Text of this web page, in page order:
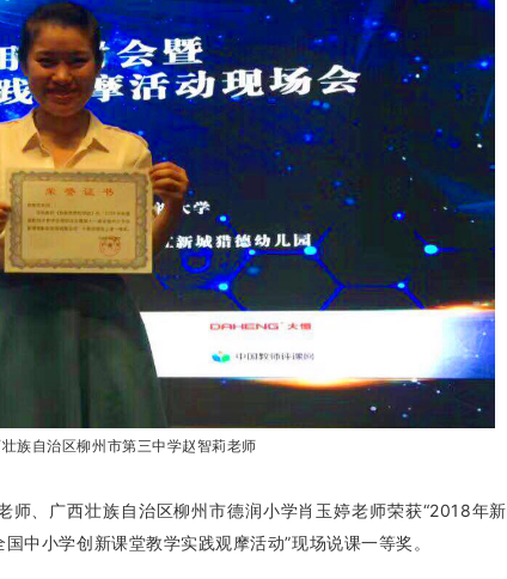
族自治区柳州市第三中学赵智莉老师
师、广西壮族自治区柳州市德润小学肖玉婷老师荣获“2018年新
中小学创新课堂教学实践观摩活动”现场说课一等奖。